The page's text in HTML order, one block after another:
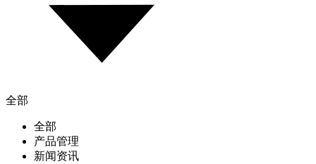
全部
全部
产品管理
新闻资讯